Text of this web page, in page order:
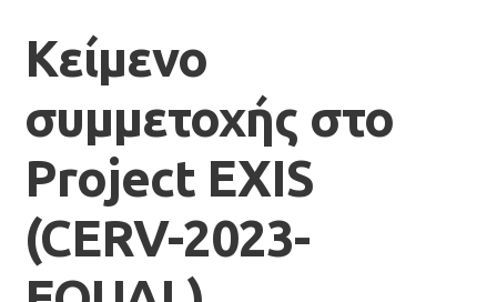
Κείμενο
συμμετοχής στο
Project EXIS
(CERV-2023-